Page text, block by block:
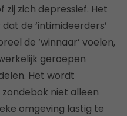
zij zich depressief. Het
de ‘intimideerders’
de ‘winnaar’ voelen,
geroepen
Het wordt
zondebok niet alleen
omgeving lastig te